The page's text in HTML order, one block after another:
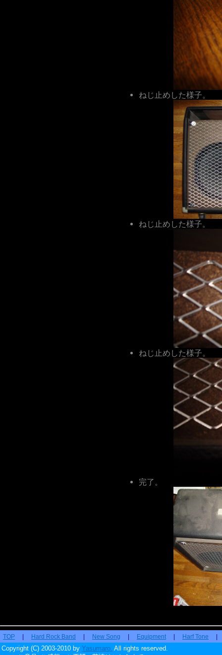
ねじ止めした様子。
ねじ止めした様子。
ねじ止めした様子。
完了。
TOP Hard Rock Band New Song Equipment Harf Tone
Copyright (C) 2003-2010 by Yasumaro. All rights reserved.